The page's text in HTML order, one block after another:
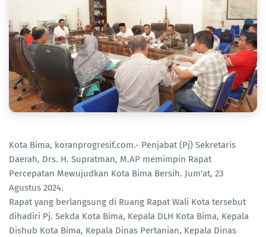
Kota Bima, koranprogresif.com.- Penjabat (Pj) Sekretaris
Daerah, Drs. H. Supratman, M.AP memimpin Rapat
Percepatan Mewujudkan Kota Bima Bersih. Jum'at, 23
Agustus 2024.
Rapat yang berlangsung di Ruang Rapat Wali Kota tersebut
dihadiri Pj. Sekda Kota Bima, Kepala DLH Kota Bima, Kepala
Dishub Kota Bima, Kepala Dinas Pertanian, Kepala Dinas